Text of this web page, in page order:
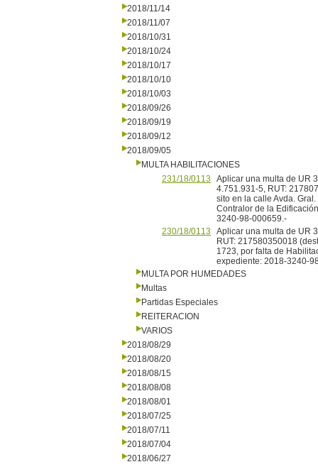
2018/11/14
2018/11/07
2018/10/31
2018/10/24
2018/10/17
2018/10/10
2018/10/03
2018/09/26
2018/09/19
2018/09/12
2018/09/05
MULTA HABILITACIONES
231/18/0113
Aplicar una multa de UR
4.751.931-5, RUT:
sito en la calle Avda.
Contralor de la
3240-98-000659.-
230/18/0113
Aplicar una multa de UR
RUT: 217580350018
1723, por falta de
expediente: 2018-3240-
MULTA POR HUMEDADES
Multas
Partidas Especiales
REITERACION
VARIOS
2018/08/29
2018/08/20
2018/08/15
2018/08/08
2018/08/01
2018/07/25
2018/07/11
2018/07/04
2018/06/27